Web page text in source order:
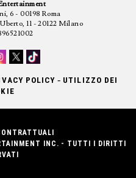
6 - 00198 Roma
11 - 20122 Milano
POLICY - UTILIZZO DEI
INC. - TUTTI I DIRITTI